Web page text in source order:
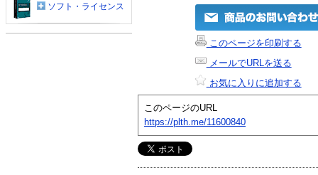
このページを印刷する
メールでURLを送る
お気に入りに追加する
このページのURL
https://plth.me/11600840
ソフト・ライセンス